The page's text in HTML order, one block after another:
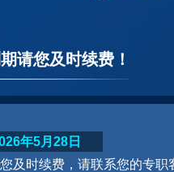
请您及时续费！
及时续费，请联系您的专职
年5月28日